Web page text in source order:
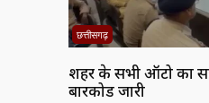
छत्तीसगढ़
शहर के सभी ऑटो का
बारकोड जारी